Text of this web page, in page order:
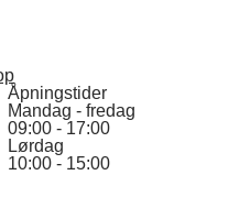
Åpningstider
Mandag - fredag
09:00 - 17:00
Lørdag
10:00 - 15:00